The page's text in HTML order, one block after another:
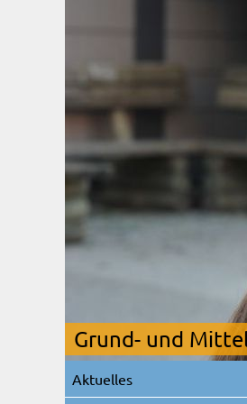
Grund- und
Navigation
überspringen
Aktuelles